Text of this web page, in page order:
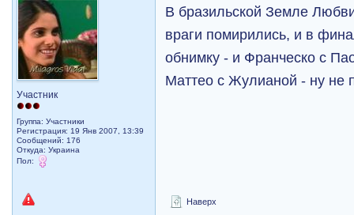
Участник
Группа: Участники
Регистрация: 19 Янв 2007, 13:39
Сообщений: 176
Откуда: Украина
Пол:
В бразильской Земле
враги помирились, и в
обнимку - и Франческо с
Маттео с Жулианой - ну не
Наверх